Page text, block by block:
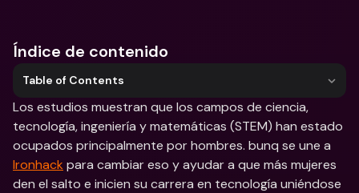
Índice de contenido
Table of Contents
Los estudios muestran que los campos de ciencia,
tecnología, ingeniería y matemáticas (STEM) han estado
Ironhack para cambiar eso y ayudar a que más mujeres
den el salto e inicien su carrera en tecnología uniéndose